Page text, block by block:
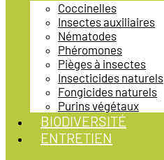
Coccinelles
Insectes auxiliaires
Nématodes
Phéromones
Pièges à insectes
Insecticides naturels
Fongicides naturels
Purins végétaux
BIODIVERSITÉ
ENTRETIEN